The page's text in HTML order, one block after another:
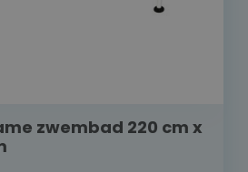
zwembad 220 cm x